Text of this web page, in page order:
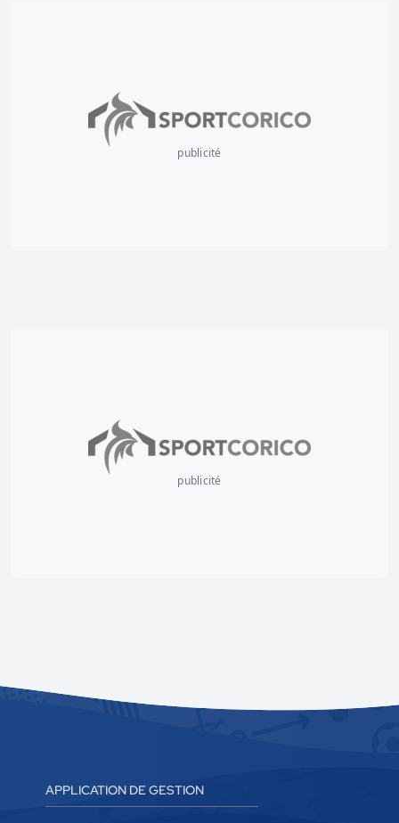
publicité
publicité
APPLICATION DE GESTION